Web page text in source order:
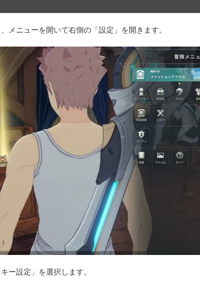
メニューを開いて右側の「設定」を開きます。
ー設定」を選択します。